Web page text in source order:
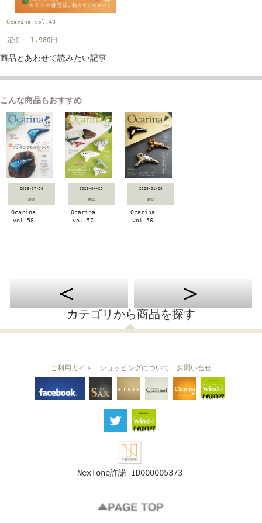
Ocarina vol.43
定価： 1,980円
商品とあわせて読みたい記事
こんな商品もおすすめ
2026-07-30
雑誌
Ocarina
vol.58
2026-04-20
雑誌
Ocarina
vol.57
2026-01-20
雑誌
Ocarina
vol.56
カテゴリから商品を探す
THE SAX The Clarinet
Ocarina
ご利用ガイド ショッピングについて お問い合せ
NexTone許諾 ID000005373